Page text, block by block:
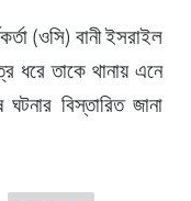
(ওসি) বানী ইসরাইল
ধরে তাকে থানায় এনে
ঘটনার বিস্তারিত জানা